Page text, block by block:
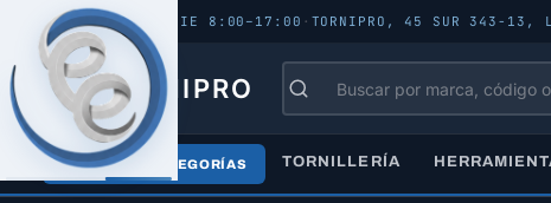
ABIERTO - LUN–VIE 8:00–17:00 · TORNIPRO, 45 SUR 343-13,
TORNIPRO
TODAS LAS CATEGORÍAS TORNILLERÍA
Inicio / Catálogo / Todos los productos